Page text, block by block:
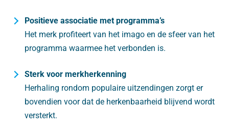
Positieve associatie met programma’s
Het merk profiteert van het imago en de sfeer van het
programma waarmee het verbonden is.
Sterk voor merkherkenning
Herhaling rondom populaire uitzendingen zorgt er
bovendien voor dat de herkenbaarheid blijvend wordt
versterkt.